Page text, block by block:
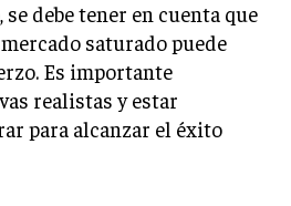
Y BENEFICIOS
Y SELECCIÓN
DE PERSONAL
debe tener en cuenta que
saturado puede
Es importante
realistas y estar
para alcanzar el éxito